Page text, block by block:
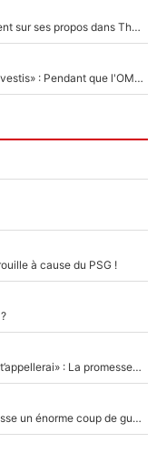
«Ç'a a été mal interprêté» : Medhi Benatia revient sur ses propos dans The Bridge et précise ses conditions pour rejoindre le PSG !
«Des milliards et des milliards de dollars sont investis» : Pendant que l'OM est en pleine crise financière, Frank McCourt lance un nouveau projet à 260M€ !
à cause du PSG !
Mercato - OM - «Dès que je prends un club, je t’appellerai» : La promesse de Marcelino au moment de claquer la porte
Victime de racisme contre Murray, Kyrgios pousse un énorme coup de gueule !